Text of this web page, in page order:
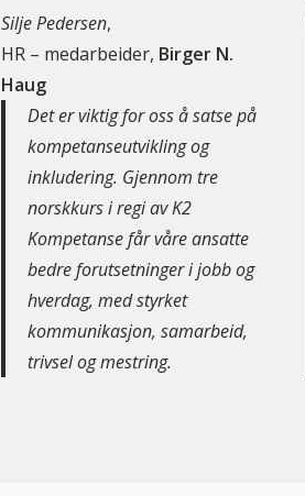
Silje Pedersen,
HR – medarbeider, Birger N.
Haug
Det er viktig for oss å satse på
kompetanseutvikling og
inkludering. Gjennom tre
norskkurs i regi av K2
Kompetanse får våre ansatte
bedre forutsetninger i jobb og
hverdag, med styrket
kommunikasjon, samarbeid,
trivsel og mestring.